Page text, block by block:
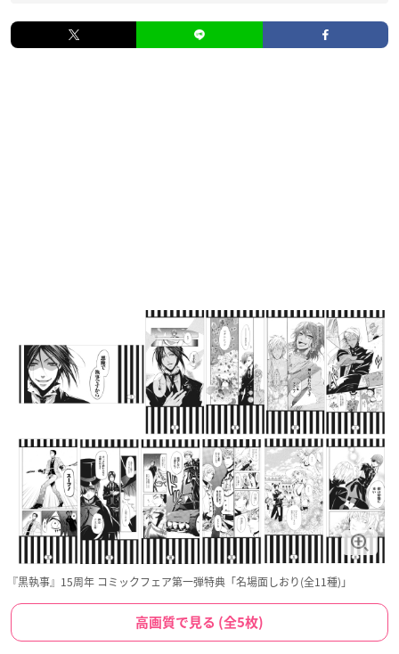
『黒執事』15周年 コミックフェア第一弾特典「名場面しおり(全11種)」
高画質で見る (全5枚)